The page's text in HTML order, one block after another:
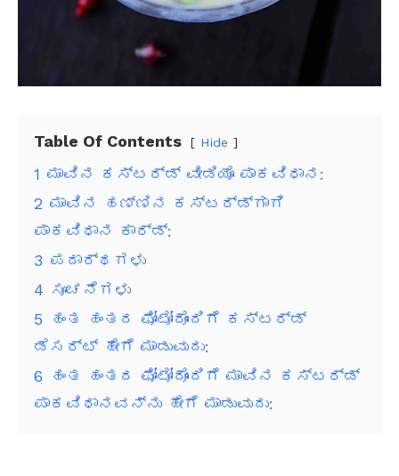
Table Of Contents Hide
1 ಮಾವಿನ ಕಸ್ಟರ್ಡ್ ವೀಡಿಯೊ ಪಾಕವಿಧಾನ:
2 ಮಾವಿನ ಹಣ್ಣಿನ ಕಸ್ಟರ್ಡ್‌ಗಾಗಿ
ಪಾಕವಿಧಾನ ಕಾರ್ಡ್:
3 ಪದಾರ್ಥಗಳು
4 ಸೂಚನೆಗಳು
5
ಹಂತ ಹಂತದ ಫೋಟೋದೊಂದಿಗೆ ಕಸ್ಟರ್ಡ್
ಡೆಸರ್ಟ್ ಹೇಗೆ ಮಾಡುವುದು:
6
ಹಂತ ಹಂತದ ಫೋಟೋದೊಂದಿಗೆ ಮಾವಿನ ಕಸ್ಟರ್ಡ್
ಪಾಕವಿಧಾನವನ್ನು ಹೇಗೆ ಮಾಡುವುದು: